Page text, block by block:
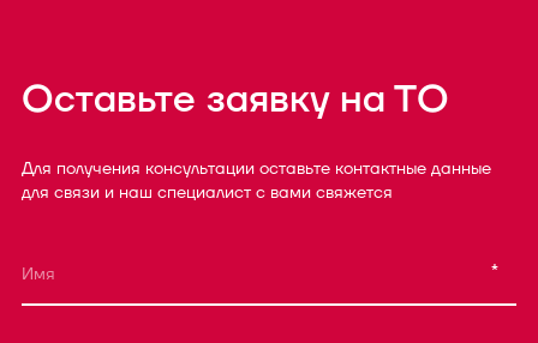
Оставьте заявку на ТО
Для получения консультации оставьте контактные данные
для связи и наш специалист с вами свяжется
*